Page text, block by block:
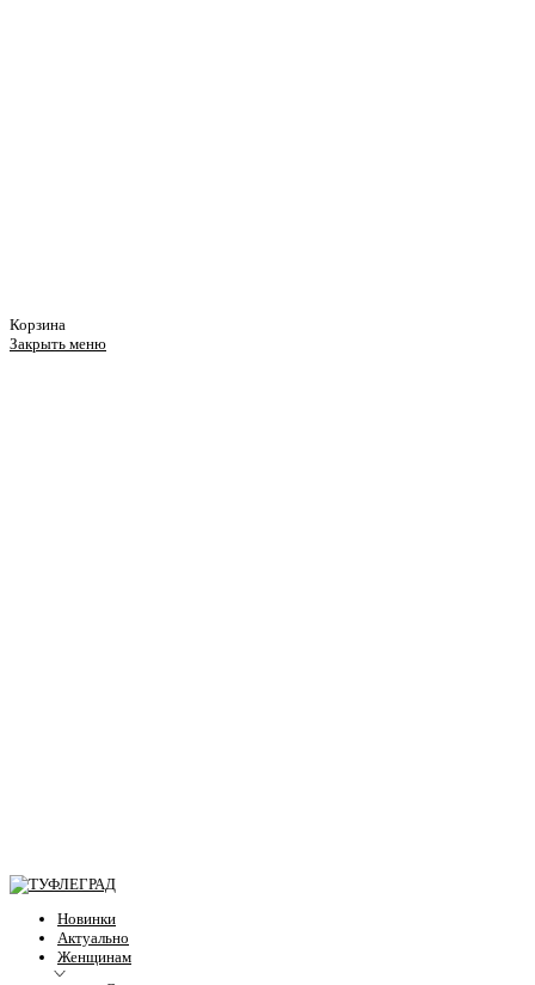
Корзина
Закрыть меню
Новинки
Актуально
Женщинам